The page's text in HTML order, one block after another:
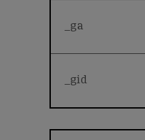
_ga
_gid